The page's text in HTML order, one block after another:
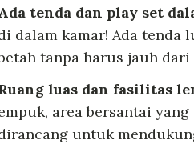
tenda dan play set
dalam kamar! Ada tenda
tanpa harus jauh
luas dan fasilitas
area bersantai
untuk